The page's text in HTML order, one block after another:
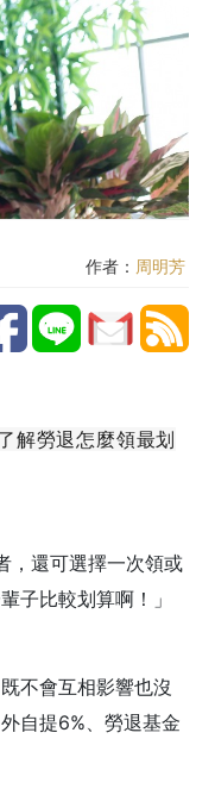
作者： 周明芳
解勞退怎麼領最划
，還可選擇一次領或
子比較划算啊！」
不會互相影響也沒
自提6%、勞退基金